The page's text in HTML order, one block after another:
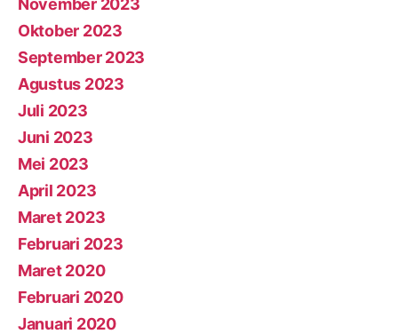
Oktober 2023
September 2023
Agustus 2023
Juli 2023
Juni 2023
Mei 2023
April 2023
Maret 2023
Februari 2023
Maret 2020
Februari 2020
Januari 2020